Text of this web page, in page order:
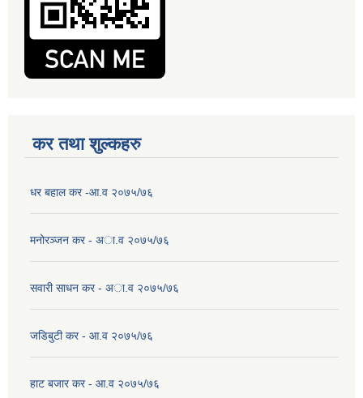
कर तथा शुल्कहरु
धर बहाल कर -आ.व २०७५/७६
मनोरञ्जन कर - अा.व २०७५/७६
सवारी साधन कर - अा.व २०७५/७६
जडिबुटी कर - आ.व २०७५/७६
हाट बजार कर - आ.व २०७५/७६